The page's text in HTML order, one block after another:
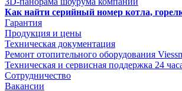
Как найти серийный номер котла,
Гарантия
Продукция и цены
Техническая документация
Ремонт отопительного оборудования
Техническая и сервисная поддержка 24
Сотрудничество
Вакансии